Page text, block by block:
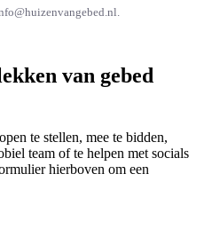
van gebed
te stellen, mee te bidden,
team of te helpen met socials
hierboven om een